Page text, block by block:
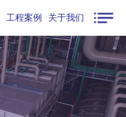
工程案例 关于我们